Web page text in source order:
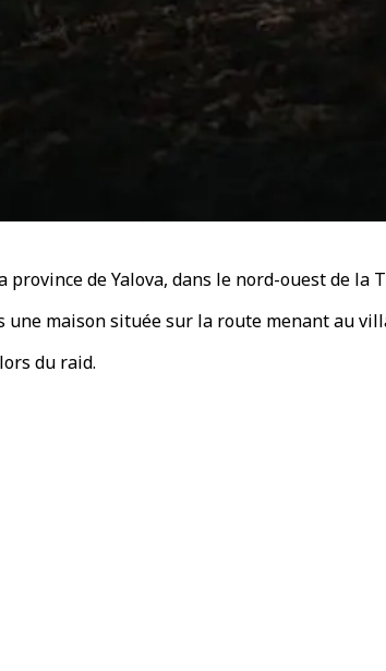
de Yalova, dans le nord-ouest de la
une maison située sur la route menant au
du raid.